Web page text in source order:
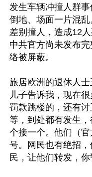
发生车辆冲撞人群
倒地、场面一片混
差别撞人，造成12
中共官方尚未发布
络被屏蔽。
旅居欧洲的退休人
儿子告诉我，现在
罚款跳楼的，还有
等，到处都有发生
个接一个。他们（
号。网民也有绝招
民，让他们转发，